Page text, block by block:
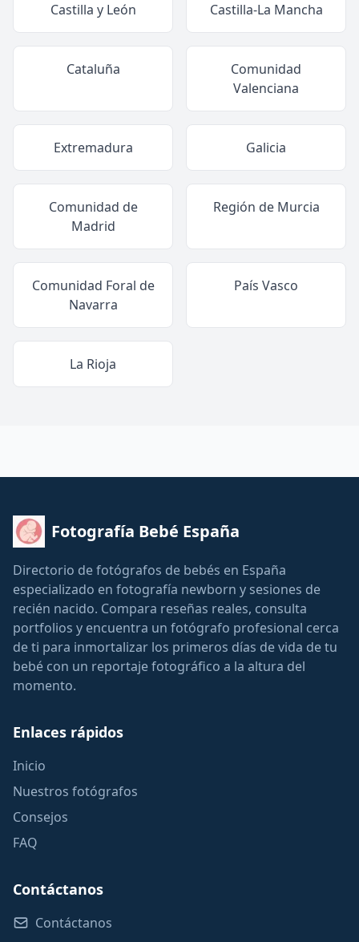
Castilla y León Castilla-La Mancha
Cataluña
Comunidad
Valenciana
Extremadura Galicia
Comunidad de
Madrid
Región de Murcia
Comunidad Foral de
Navarra
País Vasco
La Rioja
Fotografía Bebé España
Directorio de fotógrafos de bebés en España
especializado en fotografía newborn y sesiones de
recién nacido. Compara reseñas reales, consulta
portfolios y encuentra un fotógrafo profesional cerca
de ti para inmortalizar los primeros días de vida de tu
bebé con un reportaje fotográfico a la altura del
momento.
Enlaces rápidos
Inicio
Nuestros fotógrafos
Consejos
FAQ
Contáctanos
Contáctanos